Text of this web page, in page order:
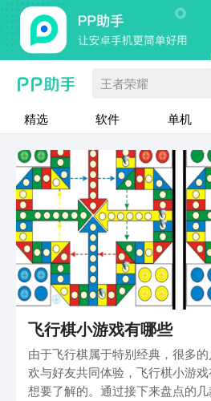
王者荣耀
精选 软件 单机
飞行棋小游戏有哪些
由于飞行棋属于特别经典，很多
欢与好友共同体验，飞行棋小游
想要了解的。通过接下来盘点的